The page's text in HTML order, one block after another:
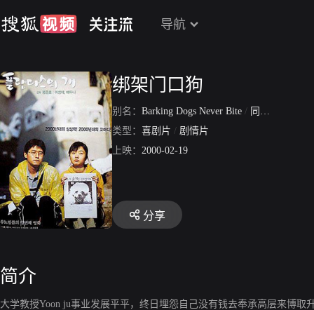
导航
绑架门口狗
别名： Barking Dogs Never Bite / 同床异梦
类型： 喜剧片 / 剧情片
上映： 2000-02-19
分享
简介
大学教授Yoon ju事业发展平平，终日埋怨自己没有钱去奉承高层来博